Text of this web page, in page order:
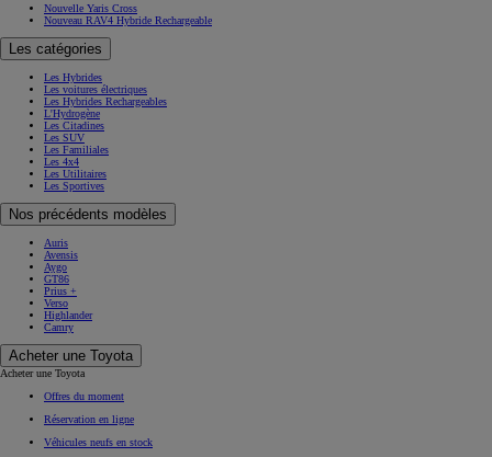
Nouvelle Yaris Cross
Nouveau RAV4 Hybride Rechargeable
Les catégories
Les Hybrides
Les voitures électriques
Les Hybrides Rechargeables
L'Hydrogène
Les Citadines
Les SUV
Les Familiales
Les 4x4
Les Utilitaires
Les Sportives
Nos précédents modèles
Auris
Avensis
Aygo
GT86
Prius +
Verso
Highlander
Camry
Acheter une Toyota
Acheter une Toyota
Offres du moment
Réservation en ligne
Véhicules neufs en stock